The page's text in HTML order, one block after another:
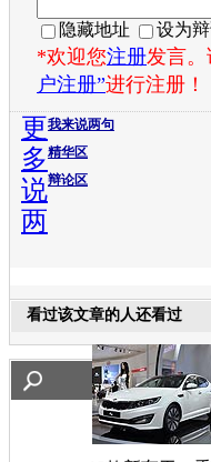
隐藏地址 设为
*欢迎您注册发言。
户注册”进行注册！
我来说两句
精华区
辩论区
更
多
说
两
看过该文章的人还看过